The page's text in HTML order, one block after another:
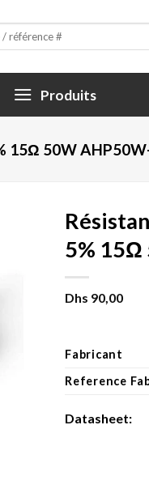
Produits
15Ω 50W
5% 15Ω
Dhs 90,00
Fabricant
Reference
Datasheet: